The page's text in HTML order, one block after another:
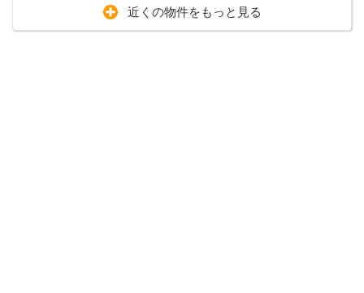
近くの物件をもっと見る